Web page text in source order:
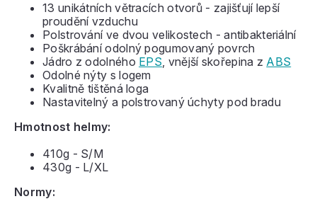
13 unikátních větracích otvorů - zajišťují lepší
proudění vzduchu
Polstrování ve dvou velikostech - antibakteriální
Poškrábání odolný pogumovaný povrch
Jádro z odolného EPS, vnější skořepina z ABS
Odolné nýty s logem
Kvalitně tištěná loga
Nastavitelný a polstrovaný úchyty pod bradu
Hmotnost helmy:
410g - S/M
430g - L/XL
Normy: